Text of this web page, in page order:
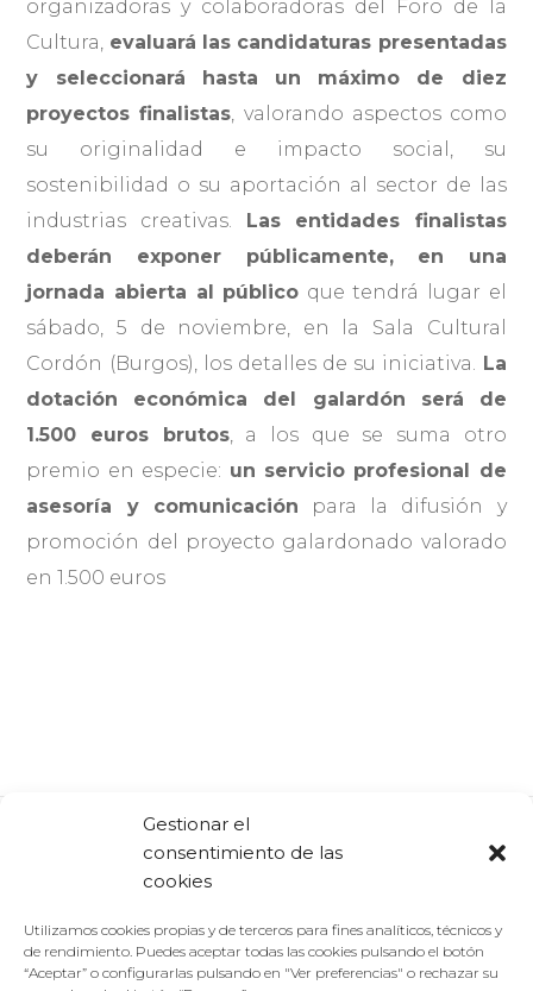
Gestionar el
consentimiento de las
cookies
Utilizamos cookies propias y de terceros para fines analíticos, técnicos y
de rendimiento. Puedes aceptar todas las cookies pulsando el botón
“Aceptar” o configurarlas pulsando en "Ver preferencias" o rechazar su
organizadoras y colaboradoras del Foro de la
Cultura, evaluará las candidaturas presentadas
y seleccionará hasta un máximo de diez
proyectos finalistas, valorando aspectos como
su originalidad e impacto social, su
sostenibilidad o su aportación al sector de las
industrias creativas.
Las entidades finalistas
deberán exponer públicamente, en una
jornada abierta al público que tendrá lugar el
sábado, 5 de noviembre, en la Sala Cultural
Cordón (Burgos), los detalles de su iniciativa. La
dotación económica del galardón será de
1.500 euros brutos, a los que se suma otro
premio en especie: un servicio profesional de
asesoría y comunicación para la difusión y
promoción del proyecto galardonado valorado
en 1.500 euros
Comparte: Facebook Twitter